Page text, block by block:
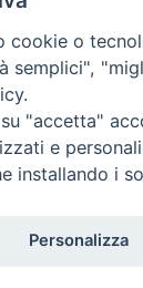
riservati -
cookie o
semplici",
"accetta"
e
installando i
Personalizza